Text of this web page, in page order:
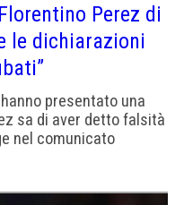
Perez di
le dichiarazioni
presentato una
sa di aver detto falsità
nel comunicato